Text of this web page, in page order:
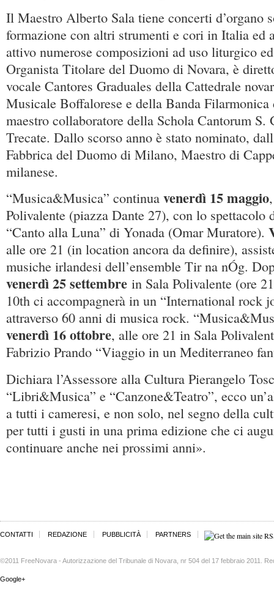
Il Maestro Alberto Sala tiene concerti d’organo
formazione con altri strumenti e cori in Italia ed
attivo numerose composizioni ad uso liturgico
Organista Titolare del Duomo di Novara, è
vocale Cantores Graduales della Cattedrale
Musicale Boffalorese e della Banda
maestro collaboratore della Schola Cantorum
Trecate. Dallo scorso anno è stato nominato,
Fabbrica del Duomo di Milano, Maestro di
milanese.
“Musica&Musica” continua venerdì 15 maggio
Polivalente (piazza Dante 27), con lo spettacolo
“Canto alla Luna” di Yonada (Omar Muratore).
alle ore 21 (in location ancora da definire),
musiche irlandesi dell’ensemble Tir na nÓg.
venerdì 25 settembre in Sala Polivalente (ore
10th ci accompagnerà in un “International rock
attraverso 60 anni di musica rock.
venerdì 16 ottobre, alle ore 21 in Sala
Fabrizio Prando “Viaggio in un Mediterraneo
Dichiara l’Assessore alla Cultura Pierangelo
“Libri&Musica” e “Canzone&Teatro”, ecco
a tutti i cameresi, e non solo, nel segno della
per tutti i gusti in una prima edizione che ci
continuare anche nei prossimi anni».
CONTATTI REDAZIONE PUBBLICITÀ PARTNERS
©2011 FreeNovara - Autorizzazione del Tribunale di Novara, nr 504 del 17 febbraio 2011.
Google+